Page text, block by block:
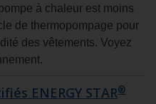
à chaleur est moins
de thermopompage pour
des vêtements. Voyez
ENERGY STAR®